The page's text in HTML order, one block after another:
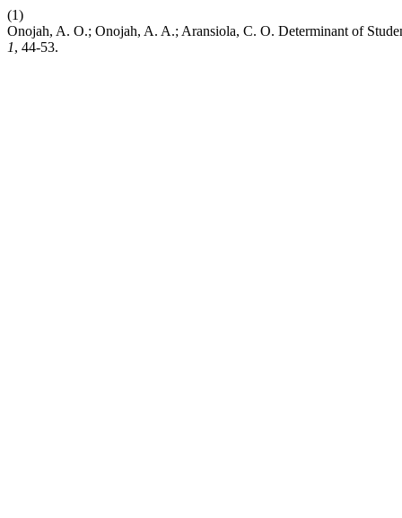
(1)
Onojah, A. O.; Onojah, A. A.; Aransiola, C. O. Determinant of
1, 44-53.